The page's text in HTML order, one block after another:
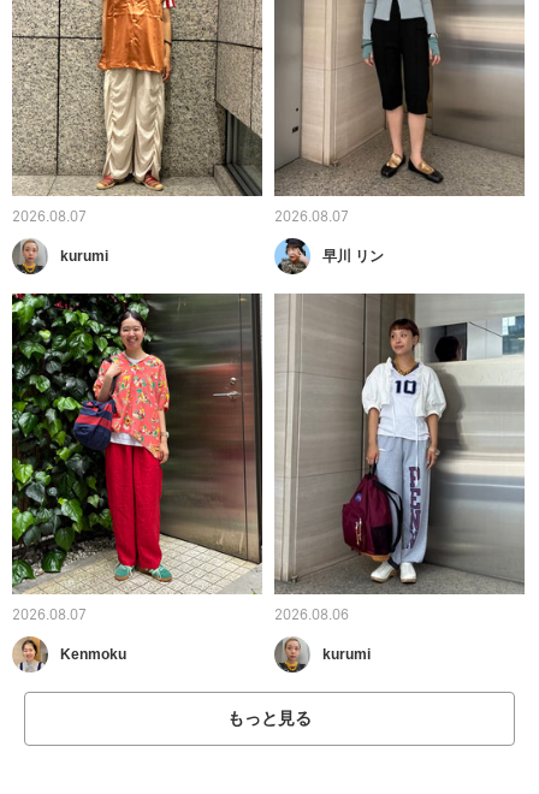
2026.08.07
kurumi
2026.08.07
早川 リン
2026.08.07
Kenmoku
2026.08.06
kurumi
もっと見る